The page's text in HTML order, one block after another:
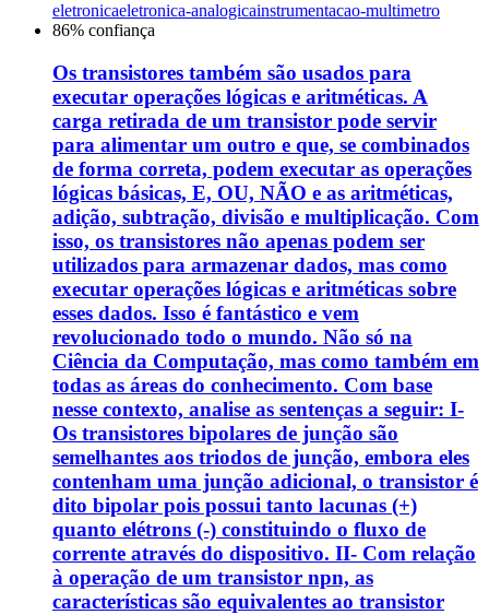
eletronicaeletronica-analogicainstrumentacao-multimetro
86% confiança
Os transistores também são usados para
executar operações lógicas e aritméticas. A
carga retirada de um transistor pode servir
para alimentar um outro e que, se combinados
de forma correta, podem executar as operações
lógicas básicas, E, OU, NÃO e as aritméticas,
adição, subtração, divisão e multiplicação. Com
isso, os transistores não apenas podem ser
utilizados para armazenar dados, mas como
executar operações lógicas e aritméticas sobre
esses dados. Isso é fantástico e vem
revolucionado todo o mundo. Não só na
Ciência da Computação, mas como também em
todas as áreas do conhecimento. Com base
nesse contexto, analise as sentenças a seguir: I-
Os transistores bipolares de junção são
semelhantes aos triodos de junção, embora eles
contenham uma junção adicional, o transistor é
dito bipolar pois possui tanto lacunas (+)
quanto elétrons (-) constituindo o fluxo de
corrente através do dispositivo. II- Com relação
à operação de um transistor npn, as
características são equivalentes ao transistor